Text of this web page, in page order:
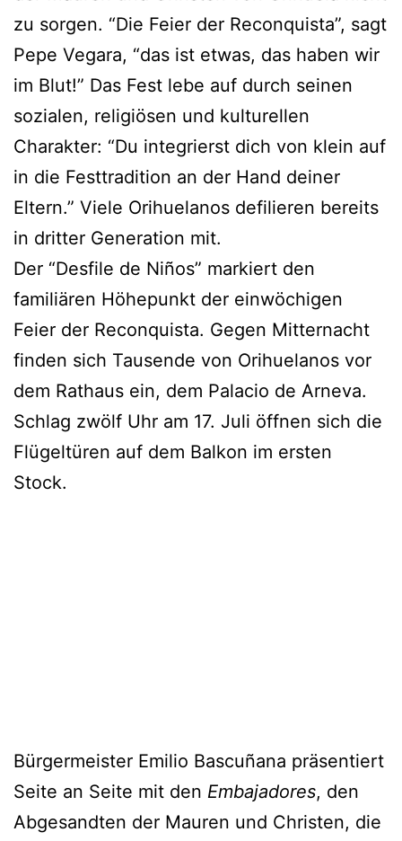
zu sorgen. “Die Feier der Reconquista”, sagt
Pepe Vegara, “das ist etwas, das haben wir
im Blut!” Das Fest lebe auf durch seinen
sozialen, religiösen und kulturellen
Charakter: “Du integrierst dich von klein auf
in die Festtradition an der Hand deiner
Eltern.” Viele Orihuelanos defilieren bereits
in dritter Generation mit.
Der “Desfile de Niños” markiert den
familiären Höhepunkt der einwöchigen
Feier der Reconquista. Gegen Mitternacht
finden sich Tausende von Orihuelanos vor
dem Rathaus ein, dem Palacio de Arneva.
Schlag zwölf Uhr am 17. Juli öffnen sich die
Flügeltüren auf dem Balkon im ersten
Stock.
Bürgermeister Emilio Bascuñana präsentiert
Seite an Seite mit den Embajadores, den
Abgesandten der Mauren und Christen, die